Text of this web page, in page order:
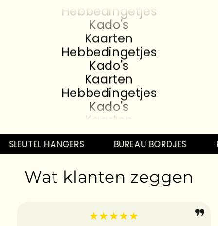
Hebbedingetjes
Kado's
Kaarten
Hebbedingetjes
Kado's
Kaarten
Hebbedingetjes
Kado's
Kaarten
Hebbedingetjes
Kado's
Kaarten
Hebbedingetjes
Kado's
Hebbedingetjes
SLEUTEL HANGERS BUREAU BORDJES
Wat klanten zeggen
★★★★★